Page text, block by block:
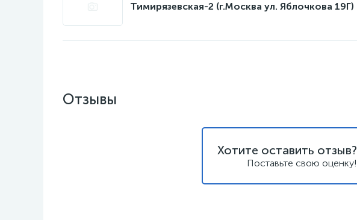
Тимирязевская-2 (г.Москва ул. Яблочкова 19Г)
Отзывы
Хотите оставить отзыв?
Поставьте свою оценку!